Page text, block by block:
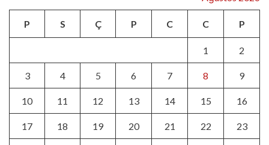
P S Ç P C C P
1 2
3 4 5 6 7 8 9
10 11 12 13 14 15 16
17 18 19 20 21 22 23